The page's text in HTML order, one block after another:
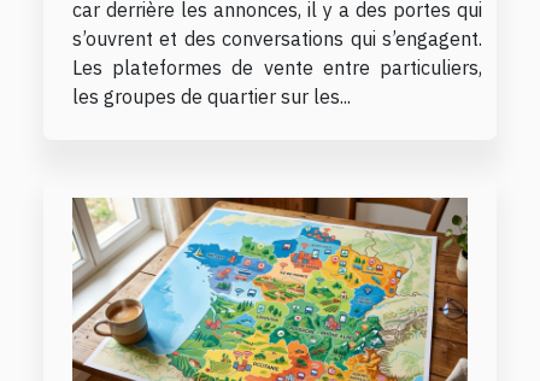
car derrière les annonces, il y a des portes qui
s’ouvrent et des conversations qui s’engagent.
Les plateformes de vente entre particuliers,
les groupes de quartier sur les...